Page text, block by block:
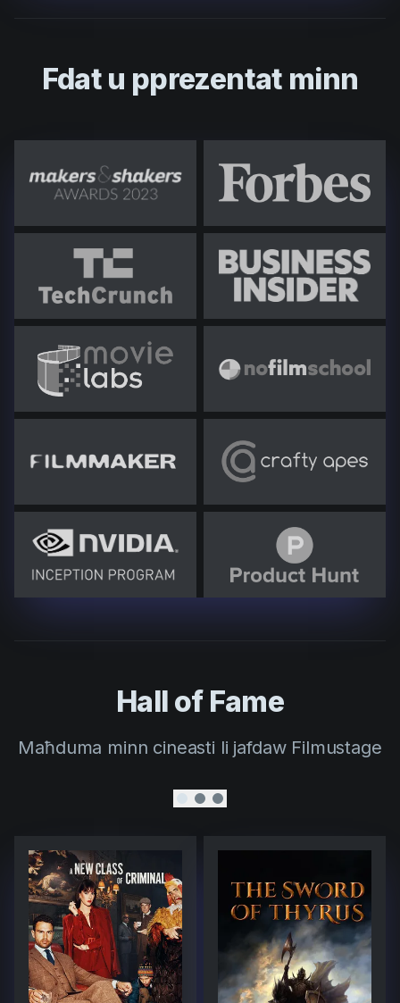
Fdat u pprezentat minn
Hall of Fame
Maħduma minn cineasti li jafdaw Filmustage